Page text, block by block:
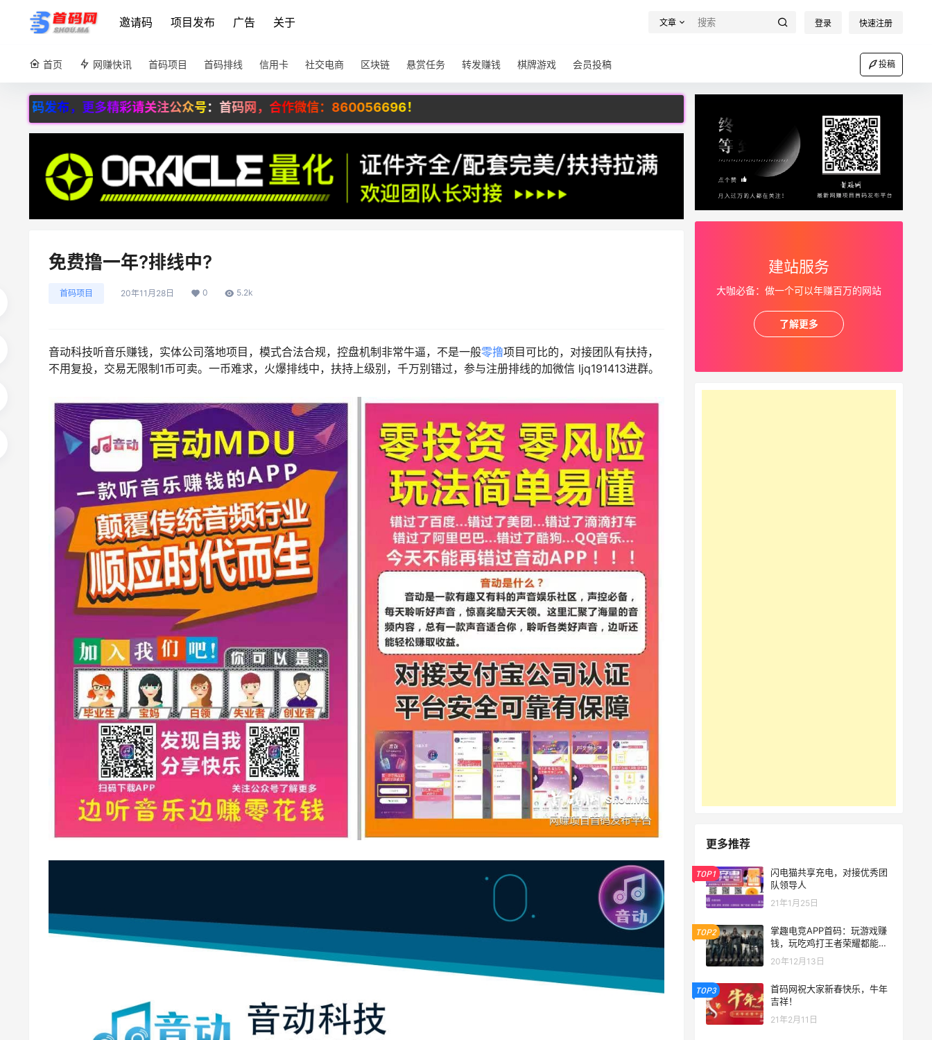
邀请码 项目发布 广告 关于 文章 登录 快速注册
首页 网赚快讯 首码项目 首码排线 信用卡 社交电商 区块链 悬赏任务 转发赚钱 棋牌游戏 会员投稿 投稿
多精彩请关注公众号：首码网，合作微信：860056696！
免费撸一年?排线中?
首码项目 20年11月28日 0 5.2k
音动科技听音乐赚钱，实体公司落地项目，模式合法合规，控盘机制非常牛逼，不是一般零撸项目可比的，对接团队有扶持，
不用复投，交易无限制1币可卖。一币难求，火爆排线中，扶持上级别，千万别错过，参与注册排线的加微信 ljq191413进群。
建站服务
大咖必备：做一个可以年赚百万的网站
了解更多
更多推荐
TOP1
闪电猫共享充电，对接优秀团
队领导人
21年1月25日
TOP2
掌趣电竞APP首码：玩游戏赚
钱，玩吃鸡打王者荣耀都能赚
20年12月13日
TOP3
首码网祝大家新春快乐，牛年
吉祥！
21年2月11日